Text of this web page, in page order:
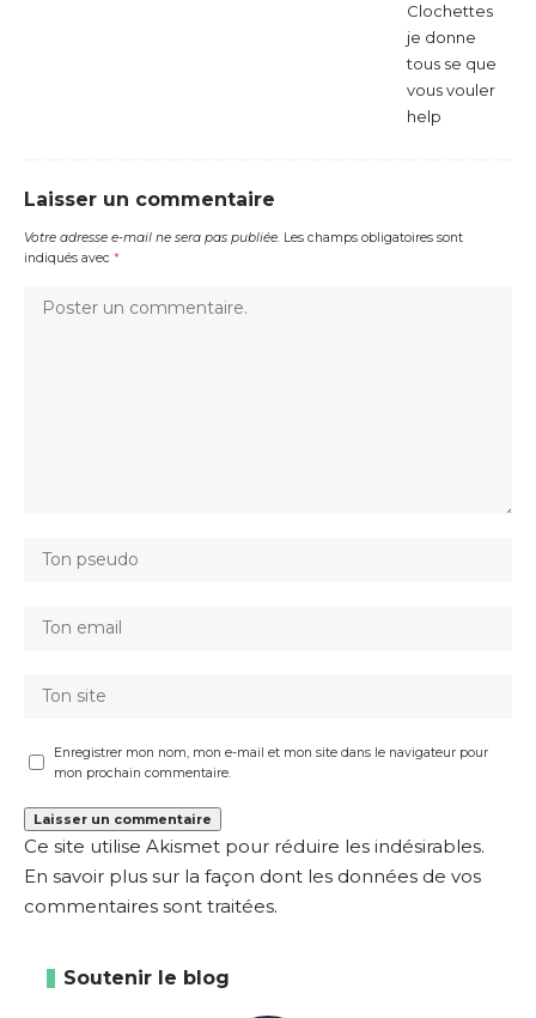
Clochettes
je donne
tous se que
vous vouler
help
Laisser un commentaire
Votre adresse e-mail ne sera pas publiée. Les champs obligatoires sont
indiqués avec *
Enregistrer mon nom, mon e-mail et mon site dans le navigateur pour
mon prochain commentaire.
Ce site utilise Akismet pour réduire les indésirables.
En savoir plus sur la façon dont les données de vos
commentaires sont traitées.
Soutenir le blog